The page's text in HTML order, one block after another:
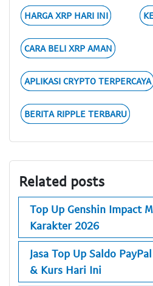
HARGA XRP HARI INI
CARA BELI XRP AMAN
APLIKASI CRYPTO TERPERCAYA
BERITA RIPPLE TERBARU
Related posts
Top Up Genshin Impact
Karakter 2026
Jasa Top Up Saldo
& Kurs Hari Ini